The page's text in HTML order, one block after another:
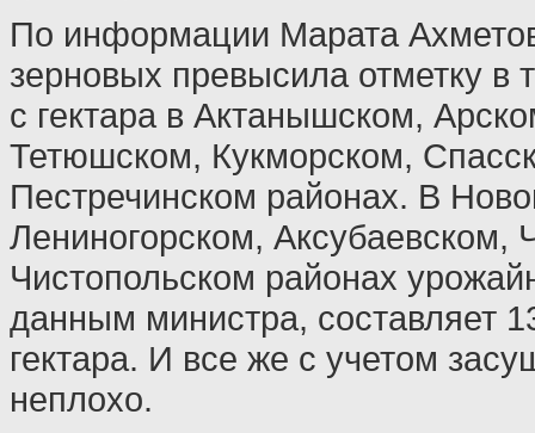
По информации Марата
зерновых превысила отметку в
с гектара в Актанышском,
Тетюшском, Кукморском,
Пестречинском районах. В
Лениногорском,
Чистопольском районах
данным министра, составляет
гектара. И все же с учетом
неплохо.